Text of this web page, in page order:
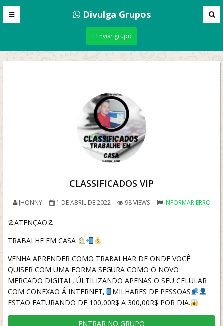
Divulga Grupos
+ Enviar grupo
CLASSIFICADOS VIP
JHONNY 1 DE ABRIL DE 2022 98 VIEWS INFORMAR ERRO
☡ATENÇÃO☡
TRABALHE EM CASA
VENHA APRENDER COMO TRABALHAR DE ONDE VOCÊ
QUISER COM UMA FORMA SEGURA COMO O NOVO
MERCADO DIGITAL, ÚLTILIZANDO APENAS O SEU CELULAR
COM CONEXÃO Á INTERNET,
MILHARES DE PESSOAS
ESTÃO FATURANDO DE 100,00R$ A 300,00R$ POR DIA.
ENTRAR NO GRUPO